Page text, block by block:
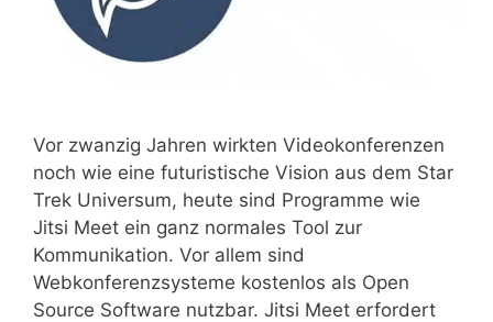
Vor zwanzig Jahren wirkten Videokonferenzen
noch wie eine futuristische Vision aus dem Star
Trek Universum, heute sind Programme wie
Jitsi Meet ein ganz normales Tool zur
Kommunikation. Vor allem sind
Webkonferenzsysteme kostenlos als Open
Source Software nutzbar. Jitsi Meet erfordert